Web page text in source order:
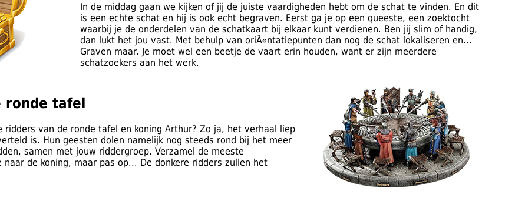
In de middag gaan we kijken of jij de juiste vaardigheden hebt om de schat te vinden. En dit
is een echte schat en hij is ook echt begraven. Eerst ga je op een queeste, een zoektocht
waarbij je de onderdelen van de schatkaart bij elkaar kunt verdienen. Ben jij slim of handig,
dan lukt het jou vast. Met behulp van oriÃ«ntatiepunten dan nog de schat lokaliseren en...
Graven maar. Je moet wel een beetje de vaart erin houden, want er zijn meerdere
schatzoekers aan het werk.
ronde tafel
ridders van de ronde tafel en koning Arthur? Zo ja, het verhaal liep
is. Hun geesten dolen namelijk nog steeds rond bij het meer
samen met jouw riddergroep. Verzamel de meeste
de koning, maar pas op... De donkere ridders zullen het